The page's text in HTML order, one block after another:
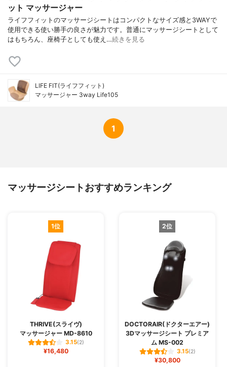
ット マッサージャー
ライフフィットのマッサージシートはコンパクトなサイズ感と3WAYで
使用できる使い勝手の良さが魅力です。普通にマッサージシートとして
はもちろん、座椅子としても使え…続きを見る
LIFE FIT(ライフフィット)
マッサージャー 3way Life105
1
マッサージシートおすすめランキング
1位
THRIVE(スライヴ)
マッサージャー MD-8610
3.15(2)
¥16,480
2位
DOCTORAIR(ドクターエアー)
3Dマッサージシート プレミア
ム MS-002
3.15(2)
¥30,800